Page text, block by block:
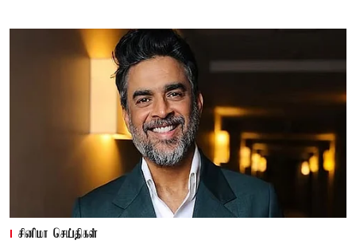
சினிமா செய்திகள்